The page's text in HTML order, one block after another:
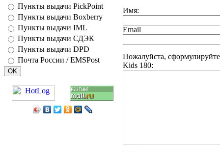
Пункты выдачи PickPoint
Пункты выдачи Boxberry
Пункты выдачи IML
Пункты выдачи СДЭК
Пункты выдачи DPD
Почта России / EMSPost
Имя:
Email
Пожалуйста,
Kids 180: